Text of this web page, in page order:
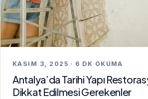
KASIM 3, 2025 · 6 DK OKUMA
Antalya’da Tarihi Yapı
Dikkat Edilmesi Gerekenler